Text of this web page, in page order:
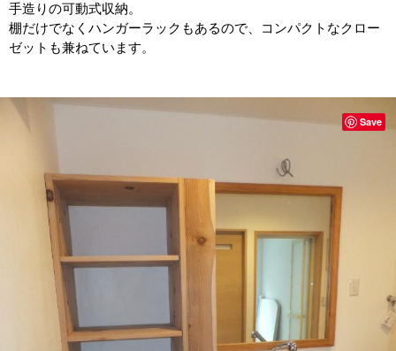
手造りの可動式収納。
棚だけでなくハンガーラックもあるので、コンパクトなクロー
ゼットも兼ねています。
Save